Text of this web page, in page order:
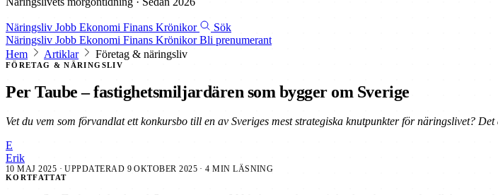
Näringsliv Jobb Ekonomi Finans Krönikor
Sök
Näringsliv Jobb Ekonomi Finans KrönikorBli prenumerant
Hem
Artiklar Företag & näringsliv
FÖRETAG & NÄRINGSLIV
Per Taube – fastighetsmiljardären som bygger om Sverige
Vet du vem som förvandlat ett konkursbo till en av Sveriges mest strategiska knutpunkter för näringslivet?
E
Erik
10 MAJ 2025 · UPPDATERAD 9 OKTOBER 2025· 4 MIN LÄSNING
KORTFATTAT